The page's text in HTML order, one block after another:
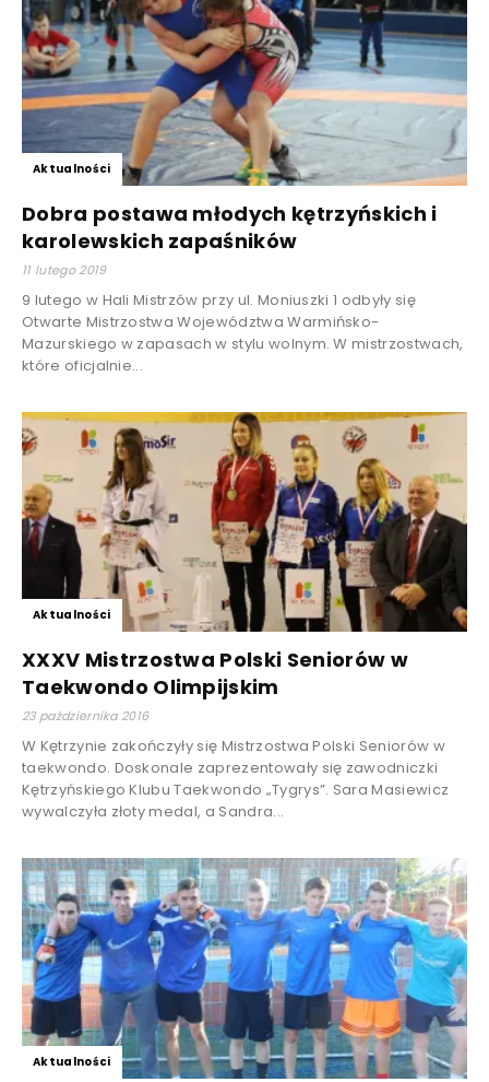
Aktualności
Dobra postawa młodych kętrzyńskich i
karolewskich zapaśników
11 lutego 2019
9 lutego w Hali Mistrzów przy ul. Moniuszki 1 odbyły się
Otwarte Mistrzostwa Województwa Warmińsko-
Mazurskiego w zapasach w stylu wolnym. W mistrzostwach,
które oficjalnie...
Aktualności
XXXV Mistrzostwa Polski Seniorów w
Taekwondo Olimpijskim
23 października 2016
W Kętrzynie zakończyły się Mistrzostwa Polski Seniorów w
taekwondo. Doskonale zaprezentowały się zawodniczki
Kętrzyńskiego Klubu Taekwondo „Tygrys”. Sara Masiewicz
wywalczyła złoty medal, a Sandra...
Aktualności